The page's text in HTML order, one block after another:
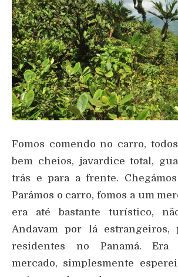
Fomos comendo no carro,
bem cheios, javardice total,
trás e para a frente.
Parámos o carro, fomos a um
era até bastante turístico,
Andavam por lá estrangeiros,
residentes no Panamá. Era
mercado, simplesmente